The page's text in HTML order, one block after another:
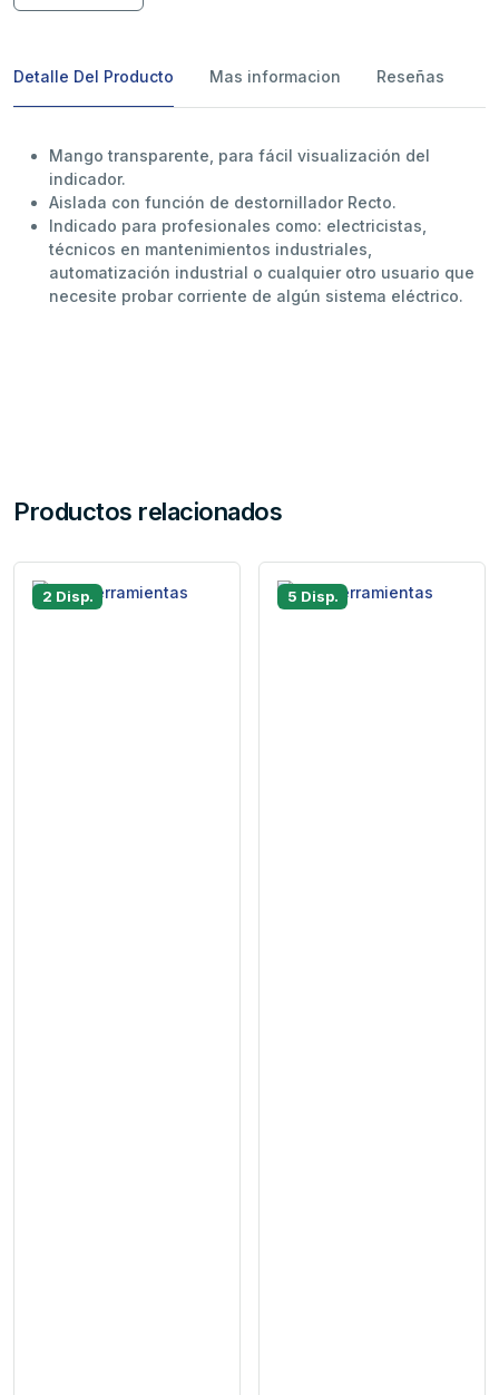
Detalle Del Producto Mas informacion Reseñas
Mango transparente, para fácil visualización del
indicador.
Aislada con función de destornillador Recto.
Indicado para profesionales como: electricistas,
técnicos en mantenimientos industriales,
automatización industrial o cualquier otro usuario que
necesite probar corriente de algún sistema eléctrico.
Productos relacionados
2 Disp. 5 Disp.